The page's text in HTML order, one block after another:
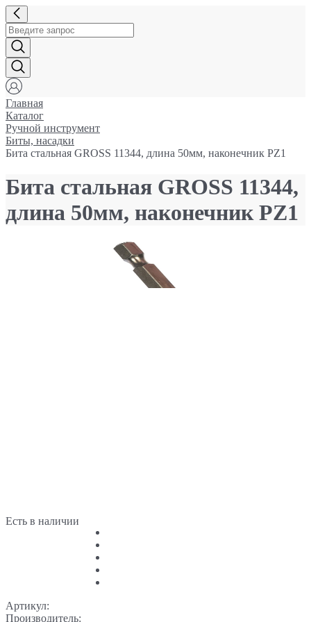
Главная
Каталог
Ручной инструмент
Биты, насадки
Бита стальная GROSS 11344, длина 50мм, наконечник PZ1
Бита стальная GROSS 11344,
длина 50мм, наконечник PZ1
Есть в наличии
Артикул:
Производитель: